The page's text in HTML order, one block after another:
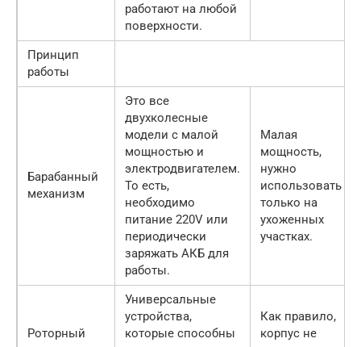
работают на любой
поверхности.
Принцип
работы
Барабанный
механизм
Это все
двухколесные
модели с малой
мощностью и
электродвигателем.
То есть,
необходимо
питание 220V или
периодически
заряжать АКБ для
работы.
Малая
мощность,
нужно
использовать
только на
ухоженных
участках.
Роторный
Универсальные
устройства,
которые способны
Как правило,
корпус не